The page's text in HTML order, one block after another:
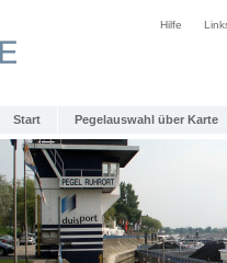
Hilfe
Start Pegelauswahl über Karte